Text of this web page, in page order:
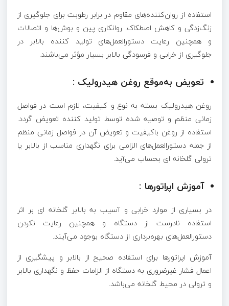
استفاده از روان‌کننده‌های مقاوم در برابر رطوبت برای جلوگیری از
زنگ‌زدگی و کاهش اصطکاک. روانکاری پین و بوش‌ها و اتصالات
و همچنین رعایت دستورالعمل‌های تولید کننده بالابر در
جلوگیری از خرابی و فرسودگی بالابر بسیار مؤثر می‌باشند.
تعویض به‌موقع روغن هیدرولیک :
روغن هیدرولیک بسته به نوع و کیفیت، لازم است در فواصل
زمانی منظم و توصیه شده توسط تولید کننده تعویض گردد.
استفاده از روغن باکیفیت و تعویض آن در فواصل زمانی منظم
از جمله دستورالعمل‌های الزامی برای نگهداری مناسب از بالابر یا
ترولی گلخانه ای بحساب می‌آید.
آموزش اپراتورها :
در بسیاری از موارد خرابی و آسیب به بالابر گلخانه ای بر اثر
استفاده نادرست از دستگاه و همچنین رعایت نکردن
دستورالعمل‌های بهره‌برداری از دستگاه بوجود می‌آیند.
آموزش اپراتورها برای استفاده صحیح از بالابر و پیشگیری از
اعمال فشار غیرضروری به دستگاه از الزامات حفظ و نگهداری بالابر
و ترولی در محیط گلخانه می‌باشد.